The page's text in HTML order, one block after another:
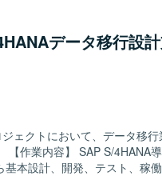
す。 【開発環境】 SAP S4を中心と
（SAP-BDC、Snowflake、
バルMDM基盤（Infomatica、
環境です。
業務などをご担当いただきま
援も行っていただきます。 【求める
関係者と円滑にコミュニケー
めています。複数拠点・多
り強く調整を進められる方
ポジションです。複数拠点
ける上流設計およびマネジメ
ら、標準手法に基づいた移
データ移行設
ジェクトにおいて、データ移
本設計、開発、テスト、稼